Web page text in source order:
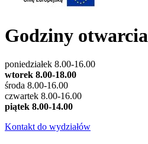
Godziny otwarcia
poniedziałek 8.00-16.00
wtorek 8.00-18.00
środa 8.00-16.00
czwartek 8.00-16.00
piątek 8.00-14.00
Kontakt do wydziałów